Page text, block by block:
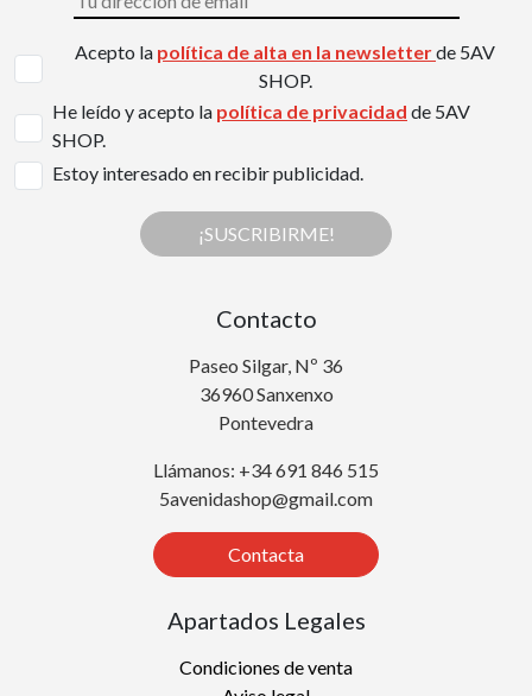
Acepto la política de alta en la newsletterde 5AV
SHOP.
He leído y acepto la política de privacidad de 5AV
SHOP.
Estoy interesado en recibir publicidad.
¡SUSCRIBIRME!
Contacto
Paseo Silgar, Nº 36
36960 Sanxenxo
Pontevedra
Llámanos: +34 691 846 515
5avenidashop@gmail.com
Contacta
Apartados Legales
Condiciones de venta